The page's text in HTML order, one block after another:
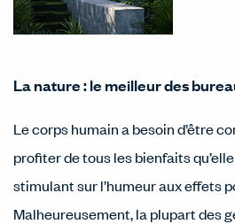
La nature : le meilleur des
Le corps humain a besoin d’être
profiter de tous les bienfaits
stimulant sur l’humeur aux effets
Malheureusement, la plupart des